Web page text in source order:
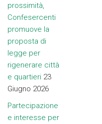
prossimità,
Confesercenti
promuove la
proposta di
legge per
rigenerare città
e quartieri 23
Giugno 2026
Partecipazione
e interesse per